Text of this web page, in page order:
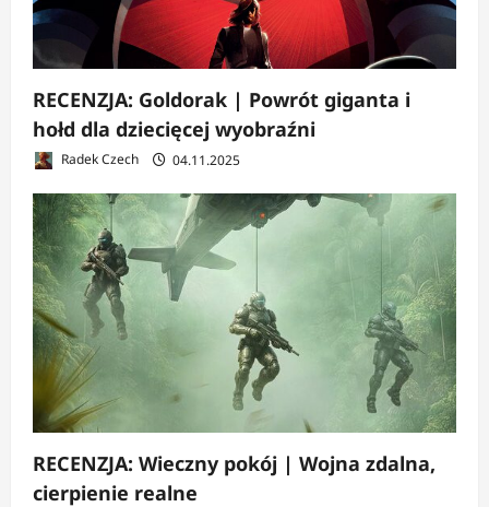
RECENZJA: Goldorak | Powrót giganta i
hołd dla dziecięcej wyobraźni
Radek Czech 04.11.2025
RECENZJA: Wieczny pokój | Wojna zdalna,
cierpienie realne